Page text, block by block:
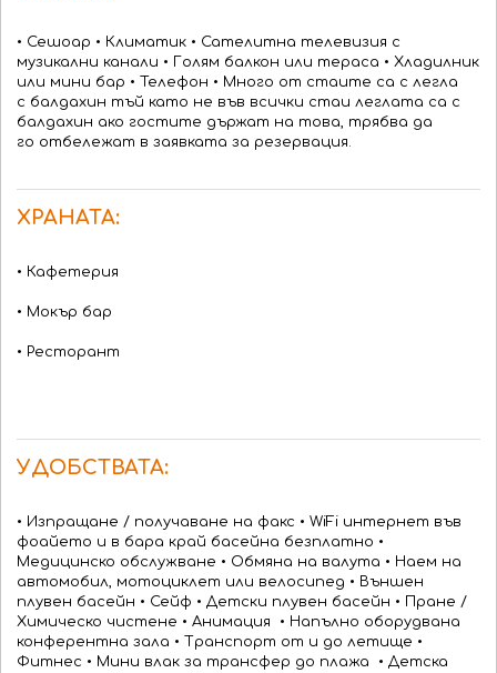
• Сешоар • Климатик • Сателитна телевизия с
музикални канали • Голям балкон или тераса • Хладилник
или мини бар • Телефон • Много от стаите са с легла
с балдахин тъй като не във всички стаи леглата са с
балдахин ако гостите държат на това, трябва да
го отбележат в заявката за резервация.
ХРАНАТА:
• Кафетерия
• Мокър бар
• Ресторант
УДОБСТВАТА:
• Изпращане / получаване на факс • WiFi интернет във
фоайето и в бара край басейна безплатно •
Медицинско обслужване • Обмяна на валута • Наем на
автомобил, мотоциклет или велосипед • Външен
плувен басейн • Сейф • Детски плувен басейн • Пране /
Химическо чистене • Анимация • Напълно оборудвана
конферентна зала • Транспорт от и до летище •
Фитнес • Мини влак за трансфер до плажа • Детска